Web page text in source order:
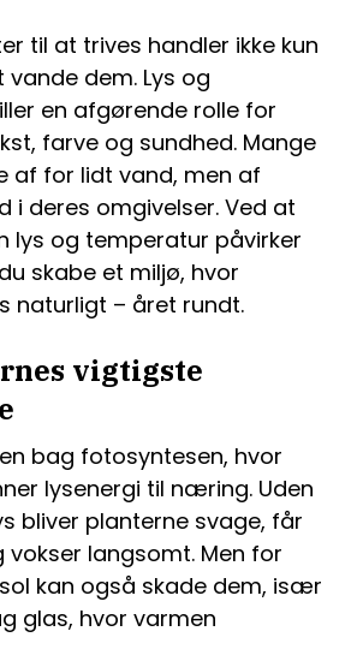
til at trives handler ikke kun
dem. Lys og
en afgørende rolle for
farve og sundhed. Mange
af for lidt vand, men af
i deres omgivelser. Ved at
lys og temperatur påvirker
skabe et miljø, hvor
naturligt – året rundt.
vigtigste
bag fotosyntesen, hvor
lysenergi til næring. Uden
bliver planterne svage, får
vokser langsomt. Men for
kan også skade dem, især
glas, hvor varmen